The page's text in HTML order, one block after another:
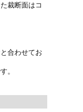
裁断面はコ
合わせてお
。